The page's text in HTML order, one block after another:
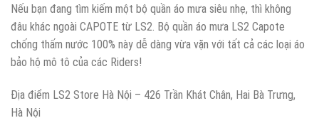
Nếu bạn đang tìm kiếm một bộ quần áo mưa siêu nhẹ, thì không
đâu khác ngoài CAPOTE từ LS2. Bộ quần áo mưa LS2 Capote
chống thấm nước 100% này dễ dàng vừa vặn với tất cả các loại áo
bảo hộ mô tô của các Riders!
Địa điểm LS2 Store Hà Nội – 426 Trần Khát Chân, Hai Bà Trưng,
Hà Nội